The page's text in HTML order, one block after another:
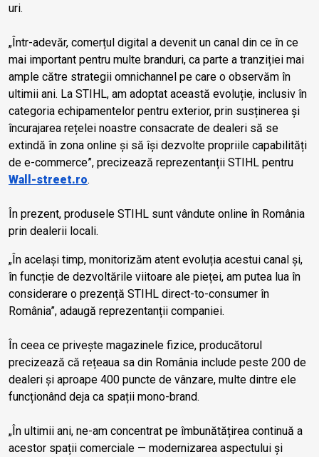
uri.
„Într-adevăr, comerțul digital a devenit un canal din ce în ce
mai important pentru multe branduri, ca parte a tranziției mai
ample către strategii omnichannel pe care o observăm în
ultimii ani. La STIHL, am adoptat această evoluție, inclusiv în
categoria echipamentelor pentru exterior, prin susținerea și
încurajarea rețelei noastre consacrate de dealeri să se
extindă în zona online și să își dezvolte propriile capabilități
de e-commerce”, precizează reprezentanții STIHL pentru
Wall-street.ro.
În prezent, produsele STIHL sunt vândute online în România
prin dealerii locali.
„În același timp, monitorizăm atent evoluția acestui canal și,
în funcție de dezvoltările viitoare ale pieței, am putea lua în
considerare o prezență STIHL direct-to-consumer în
România”, adaugă reprezentanții companiei.
În ceea ce privește magazinele fizice, producătorul
precizează că rețeaua sa din România include peste 200 de
dealeri și aproape 400 puncte de vânzare, multe dintre ele
funcționând deja ca spații mono-brand.
„În ultimii ani, ne-am concentrat pe îmbunătățirea continuă a
acestor spații comerciale — modernizarea aspectului și